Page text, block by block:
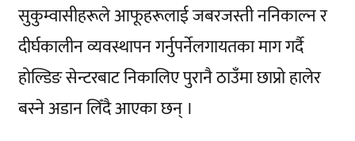
सुकुम्वासीहरूले आफूहरूलाई जबरजस्ती ननिकाल्न र
दीर्घकालीन व्यवस्थापन गर्नुपर्नेलगायतका माग गर्दै
होल्डिङ सेन्टरबाट निकालिए पुरानै ठाउँमा छाप्रो हालेर
बस्ने अडान लिँदै आएका छन् ।